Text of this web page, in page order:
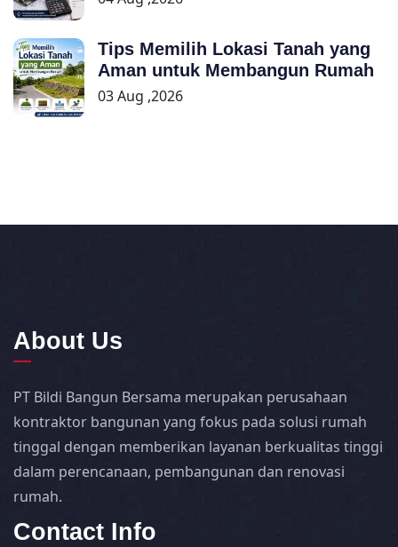
Tips Memilih Lokasi Tanah yang
Aman untuk Membangun Rumah
03 Aug ,2026
About Us
PT Bildi Bangun Bersama merupakan perusahaan
kontraktor bangunan yang fokus pada solusi rumah
tinggal dengan memberikan layanan berkualitas tinggi
dalam perencanaan, pembangunan dan renovasi
rumah.
Contact Info